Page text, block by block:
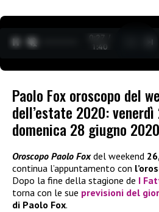
0:27 /
1:40
Paolo Fox oroscopo del
dell’estate 2020:
domenica 28 giugno 2020
Oroscopo Paolo Fox del weekend
continua l’appuntamento con
Dopo la fine della stagione de I
torna con le sue previsioni del
di Paolo Fox.